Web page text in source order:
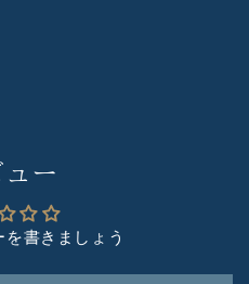
ュー
書きましょう